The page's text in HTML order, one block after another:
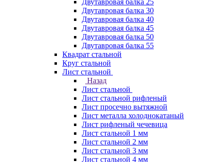
Двутавровая балка 25
Двутавровая балка 30
Двутавровая балка 40
Двутавровая балка 45
Двутавровая балка 50
Двутавровая балка 55
Квадрат стальной
Круг стальной
Лист стальной
Назад
Лист стальной
Лист стальной рифленый
Лист просечно вытяжной
Лист металла холоднокатаный
Лист рифленый чечевица
Лист стальной 1 мм
Лист стальной 2 мм
Лист стальной 3 мм
Лист стальной 4 мм